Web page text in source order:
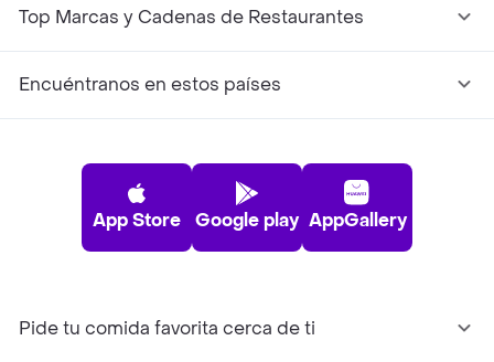
Top Marcas y Cadenas de Restaurantes
Encuéntranos en estos países
App Store Google play AppGallery
Pide tu comida favorita cerca de ti